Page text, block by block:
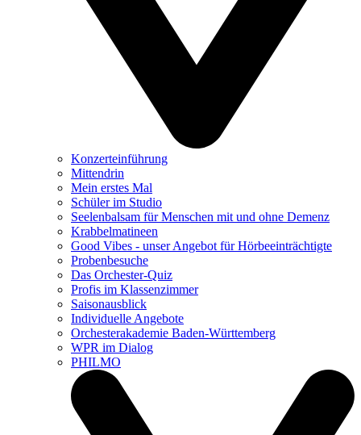
Konzerteinführung
Mittendrin
Mein erstes Mal
Schüler im Studio
Seelenbalsam für Menschen mit und ohne Demenz
Krabbelmatineen
Good Vibes - unser Angebot für Hörbeeinträchtigte
Probenbesuche
Das Orchester-Quiz
Profis im Klassenzimmer
Saisonausblick
Individuelle Angebote
Orchesterakademie Baden-Württemberg
WPR im Dialog
PHILMO